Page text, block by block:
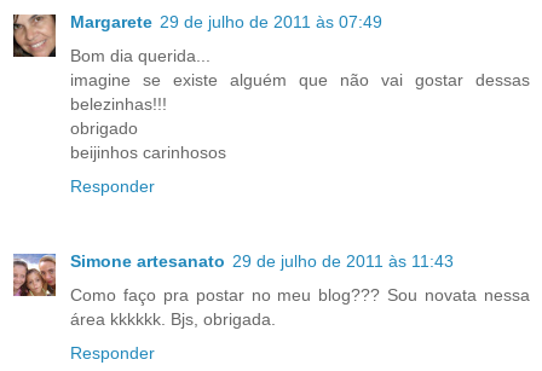
Margarete 29 de julho de 2011 às 07:49
Bom dia querida...
imagine se existe alguém que não vai gostar dessas
belezinhas!!!
obrigado
beijinhos carinhosos
Responder
Simone artesanato 29 de julho de 2011 às 11:43
Como faço pra postar no meu blog??? Sou novata nessa
área kkkkkk. Bjs, obrigada.
Responder